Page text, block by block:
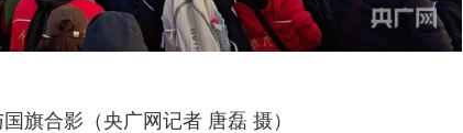
旗合影（央广网记者 唐磊 摄）